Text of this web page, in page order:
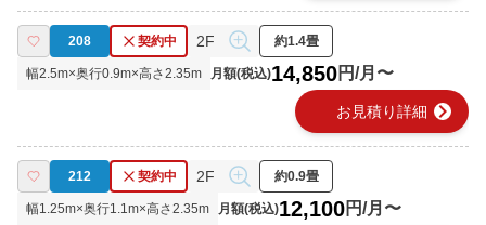
208 契約中 2F 約1.4畳
幅2.5m×奥行0.9m×高さ2.35m 月額(税込)14,850円/月〜
お見積り詳細 chevron_right
212 契約中 2F 約0.9畳
幅1.25m×奥行1.1m×高さ2.35m 月額(税込)12,100円/月〜